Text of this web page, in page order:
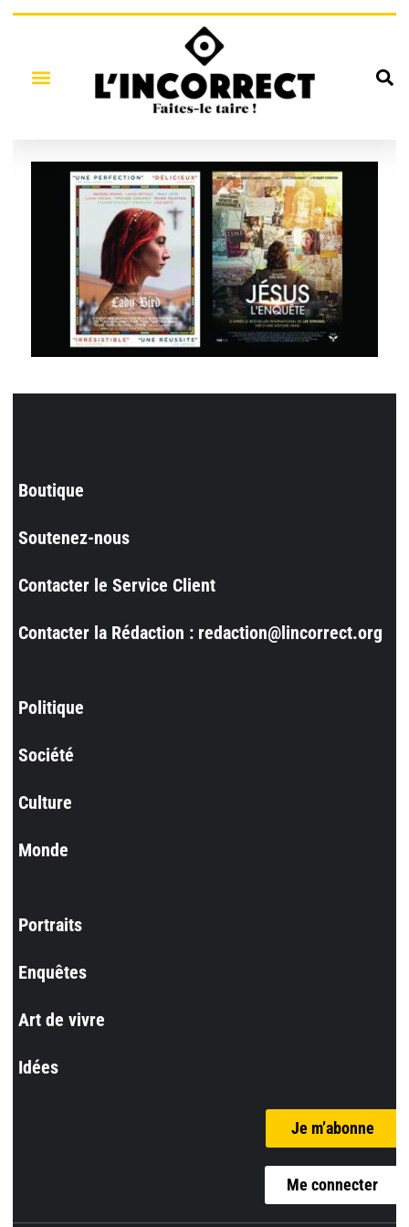
Boutique
Soutenez-nous
Contacter le Service Client
Contacter la Rédaction : redaction@lincorrect.org
Politique
Société
Culture
Monde
Portraits
Enquêtes
Art de vivre
Idées
Je m’abonne
Me connecter